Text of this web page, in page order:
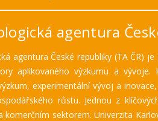
agentura
agentura České republiky (TA ČR)
aplikovaného výzkumu a
experimentální vývoj a
růstu. Jednou z
komerčním sektorem. Univerzita